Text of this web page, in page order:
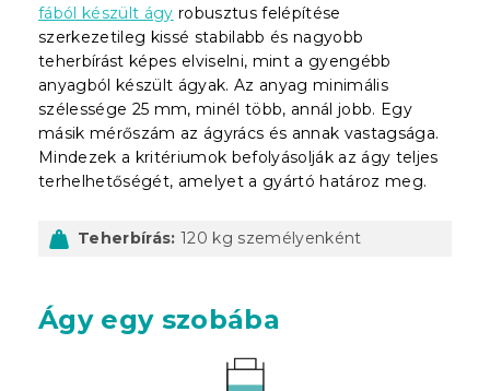
fából készült ágy robusztus felépítése
szerkezetileg kissé stabilabb és nagyobb
teherbírást képes elviselni, mint a gyengébb
anyagból készült ágyak. Az anyag minimális
szélessége 25 mm, minél több, annál jobb. Egy
másik mérőszám az ágyrács és annak vastagsága.
Mindezek a kritériumok befolyásolják az ágy teljes
terhelhetőségét, amelyet a gyártó határoz meg.
Teherbírás: 120 kg személyenként
Ágy egy szobába